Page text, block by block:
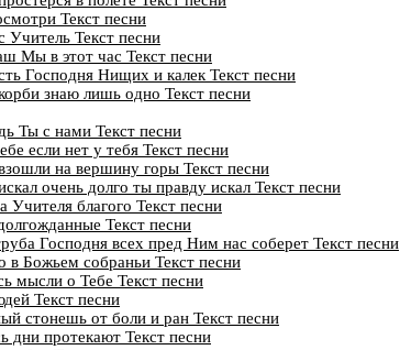
Текст песни
Текст песни
Мы в этот час Текст песни
Господня Нищих и калек Текст песни
знаю лишь одно Текст песни
Ты с нами Текст песни
если нет у тебя Текст песни
на вершину горы Текст песни
очень долго ты правду искал Текст песни
благого Текст песни
Текст песни
Господня всех пред Ним нас соберет Текст песни
Божьем собраньи Текст песни
мысли о Тебе Текст песни
Текст песни
стонешь от боли и ран Текст песни
дни протекают Текст песни